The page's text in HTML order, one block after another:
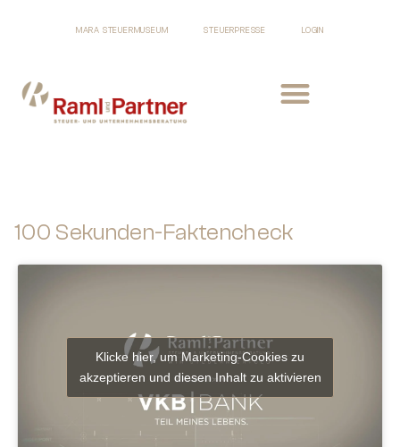
MARA STEUERMUSEUM STEUERPRESSE LOGIN
100 Sekunden-Faktencheck
Klicke hier, um Marketing-Cookies zu
akzeptieren und diesen Inhalt zu aktivieren